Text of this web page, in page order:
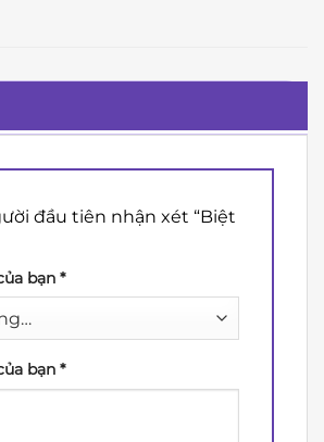
đầu tiên nhận xét “Biệt
bạn *
bạn *